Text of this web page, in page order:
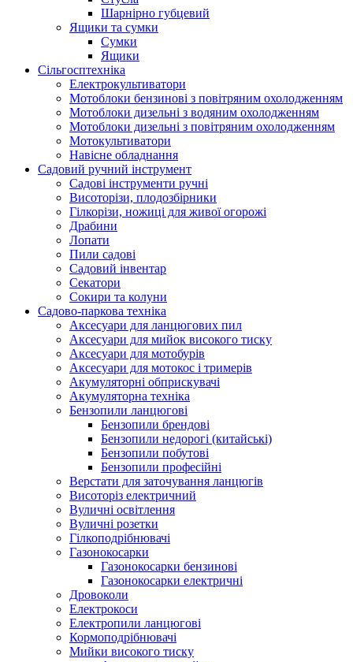
Шарнірно губцевий
Ящики та сумки
Сумки
Ящики
Сільгосптехніка
Електрокультиватори
Мотоблоки бензинові з повітряним охолодженням
Мотоблоки дизельні з водяним охолодженням
Мотоблоки дизельні з повітряним охолодженням
Мотокультиватори
Навісне обладнання
Садовий ручний інструмент
Cадові інструменти ручні
Висоторізи, плодозбірники
Гілкорізи, ножиці для живої огорожі
Драбини
Лопати
Пили садові
Садовий інвентар
Секатори
Сокири та колуни
Садово-паркова техніка
Аксесуари для ланцюгових пил
Аксесуари для мийок високого тиску
Аксесуари для мотобурів
Аксесуари для мотокос і тримерів
Акумуляторні обприскувачі
Акумуляторна техніка
Бензопили ланцюгові
Бензопили брендові
Бензопили недорогі (китайські)
Бензопили побутові
Бензопили професійні
Верстати для заточування ланцюгів
Висоторіз електричний
Вуличні освітлення
Вуличні розетки
Гілкоподрібнювачі
Газонокосарки
Газонокосарки бензинові
Газонокосарки електричні
Дровоколи
Електрокоси
Електропили ланцюгові
Кормоподрібнювачі
Мийки високого тиску